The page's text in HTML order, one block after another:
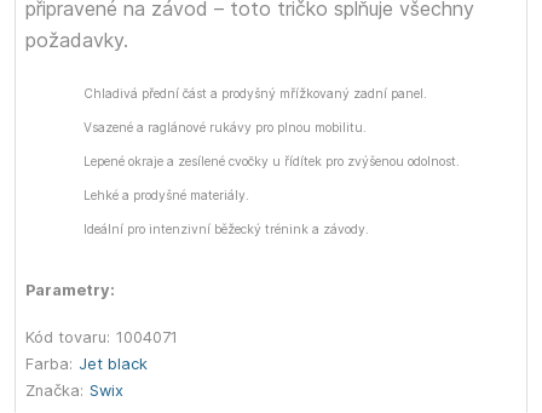
připravené na závod – toto tričko splňuje všechny
požadavky.
Chladivá přední část a prodyšný mřížkovaný zadní panel.
Vsazené a raglánové rukávy pro plnou mobilitu.
Lepené okraje a zesílené cvočky u řídítek pro zvýšenou odolnost.
Lehké a prodyšné materiály.
Ideální pro intenzivní běžecký trénink a závody.
Parametry:
Kód tovaru: 1004071
Farba: Jet black
Značka: Swix